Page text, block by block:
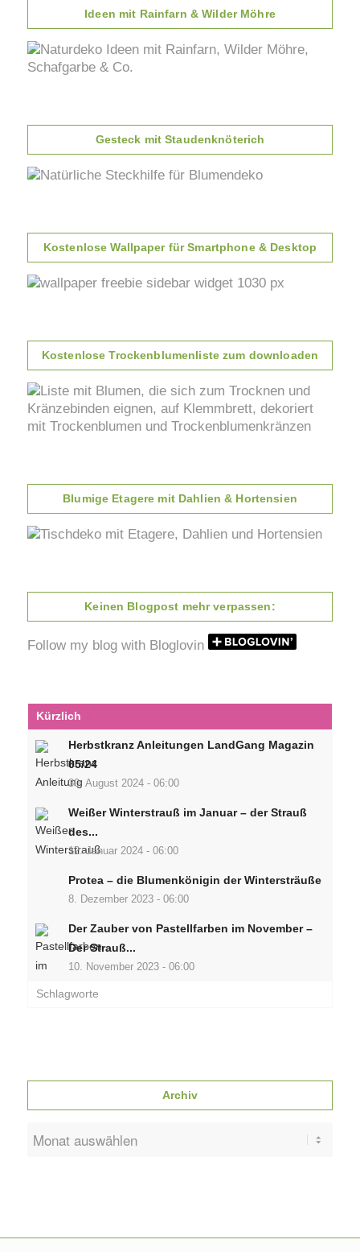
Ideen mit Rainfarn & Wilder Möhre
Gesteck mit Staudenknöterich
Kostenlose Wallpaper für Smartphone & Desktop
Kostenlose Trockenblumenliste zum downloaden
Blumige Etagere mit Dahlien & Hortensien
Keinen Blogpost mehr verpassen:
Follow my blog with Bloglovin
Kürzlich
Herbstkranz Anleitungen LandGang Magazin
05/24
30. August 2024 - 06:00
Weißer Winterstrauß im Januar – der Strauß
des...
12. Januar 2024 - 06:00
Protea – die Blumenkönigin der Wintersträuße
8. Dezember 2023 - 06:00
Der Zauber von Pastellfarben im November –
Der Strauß...
10. November 2023 - 06:00
Schlagworte
Archiv